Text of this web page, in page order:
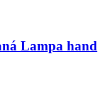
Lampa hand